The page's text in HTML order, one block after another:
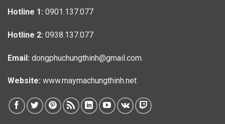
Hotline 1: 0901.137.077
Hotline 2: 0938.137.077
Email: dongphuchungthinh@gmail.com.
Website: www.maymachungthinh.net